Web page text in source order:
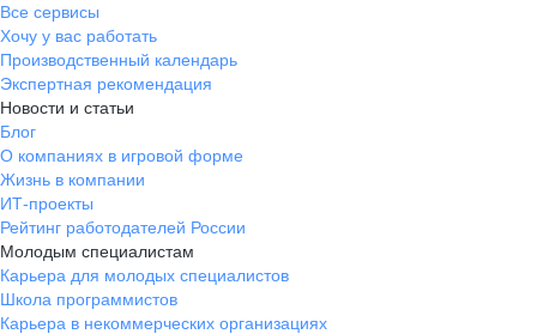
Все сервисы
Хочу у вас работать
Производственный календарь
Экспертная рекомендация
Новости и статьи
Блог
О компаниях в игровой форме
Жизнь в компании
ИТ-проекты
Рейтинг работодателей России
Молодым специалистам
Карьера для молодых специалистов
Школа программистов
Карьера в некоммерческих организациях